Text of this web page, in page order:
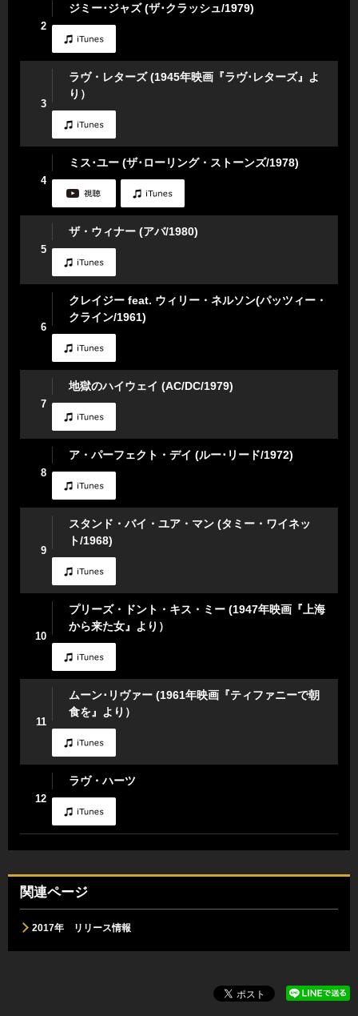
2
ジミー･ジャズ (ザ･クラッシュ/1979)
3
ラヴ・レターズ (1945年映画『ラヴ･レターズ』よ
り）
4
ミス･ユー (ザ･ローリング・ストーンズ/1978)
5
ザ・ウィナー (アバ/1980)
6
クレイジー feat. ウィリー・ネルソン(パッツィー・
クライン/1961)
7
地獄のハイウェイ (AC/DC/1979)
8
ア・パーフェクト・デイ (ルー･リード/1972)
9
スタンド・バイ・ユア・マン (タミー・ワイネッ
ト/1968)
10
プリーズ・ドント・キス・ミー (1947年映画『上海
から来た女』より）
11
ムーン･リヴァー (1961年映画『ティファニーで朝
食を』より）
12
ラヴ・ハーツ
関連ページ
2017年 リリース情報